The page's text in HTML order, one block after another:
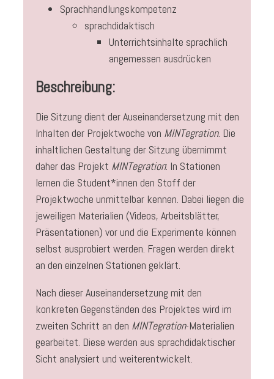
Sprachhandlungskompetenz
sprachdidaktisch
Unterrichtsinhalte sprachlich
angemessen ausdrücken
Beschreibung:
Die Sitzung dient der Auseinandersetzung mit den
Inhalten der Projektwoche von MINTegration. Die
inhaltlichen Gestaltung der Sitzung übernimmt
daher das Projekt MINTegration: In Stationen
lernen die Student*innen den Stoff der
Projektwoche unmittelbar kennen. Dabei liegen die
jeweiligen Materialien (Videos, Arbeitsblätter,
Präsentationen) vor und die Experimente können
selbst ausprobiert werden. Fragen werden direkt
an den einzelnen Stationen geklärt.
Nach dieser Auseinandersetzung mit den
konkreten Gegenständen des Projektes wird im
zweiten Schritt an den MINTegration-Materialien
gearbeitet. Diese werden aus sprachdidaktischer
Sicht analysiert und weiterentwickelt.